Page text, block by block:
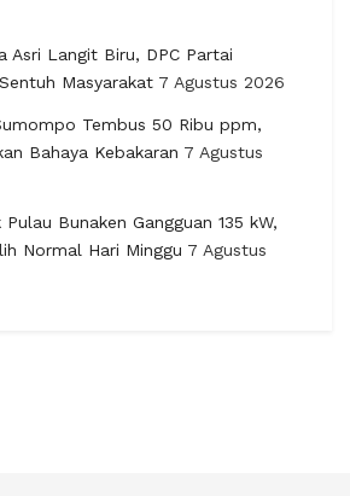
Asri Langit Biru, DPC Partai
Masyarakat 7 Agustus 2026
Tembus 50 Ribu ppm,
Bahaya Kebakaran 7 Agustus
Bunaken Gangguan 135 kW,
Normal Hari Minggu 7 Agustus